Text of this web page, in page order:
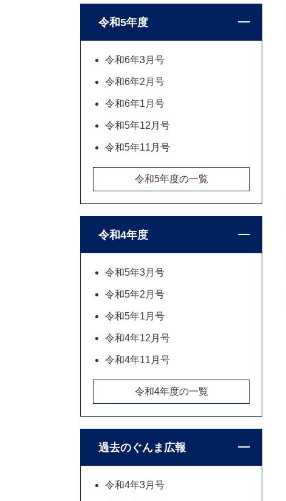
令和5年度
令和6年3月号
令和6年2月号
令和6年1月号
令和5年12月号
令和5年11月号
令和5年度の一覧
令和4年度
令和5年3月号
令和5年2月号
令和5年1月号
令和4年12月号
令和4年11月号
令和4年度の一覧
過去のぐんま広報
令和4年3月号